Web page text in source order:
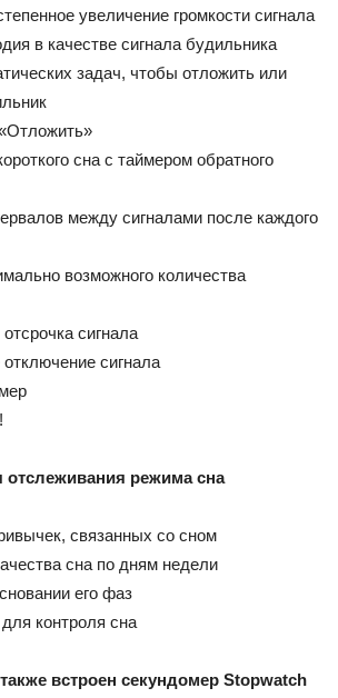
увеличение громкости сигнала
в качестве сигнала будильника
задач, чтобы отложить или
сна с таймером обратного
между сигналами после каждого
возможного количества
сигнала
сигнала
режима сна
связанных со сном
сна по дням недели
его фаз
контроля сна
встроен секундомер Stopwatch